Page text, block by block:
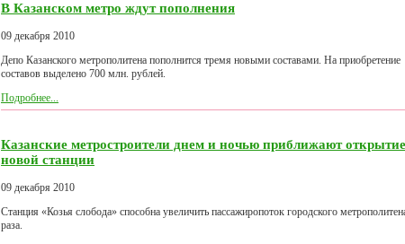
В Казанском метро ждут пополнения
09 декабря 2010
Депо Казанского метрополитена пополнится тремя новыми составами. На приобретение
составов выделено 700 млн. рублей.
Подробнее...
Казанские метростроители днем и ночью приближают открытие
новой станции
09 декабря 2010
Станция «Козья слобода» способна увеличить пассажиропоток городского
раза.